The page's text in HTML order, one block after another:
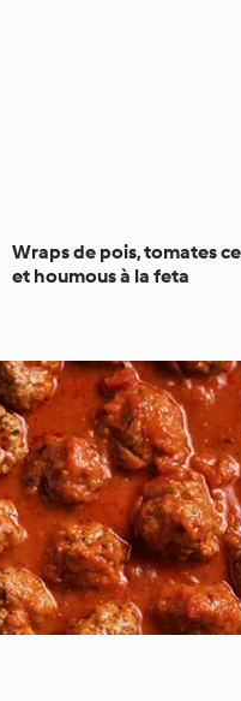
Wraps de pois, tomates
et houmous à la feta